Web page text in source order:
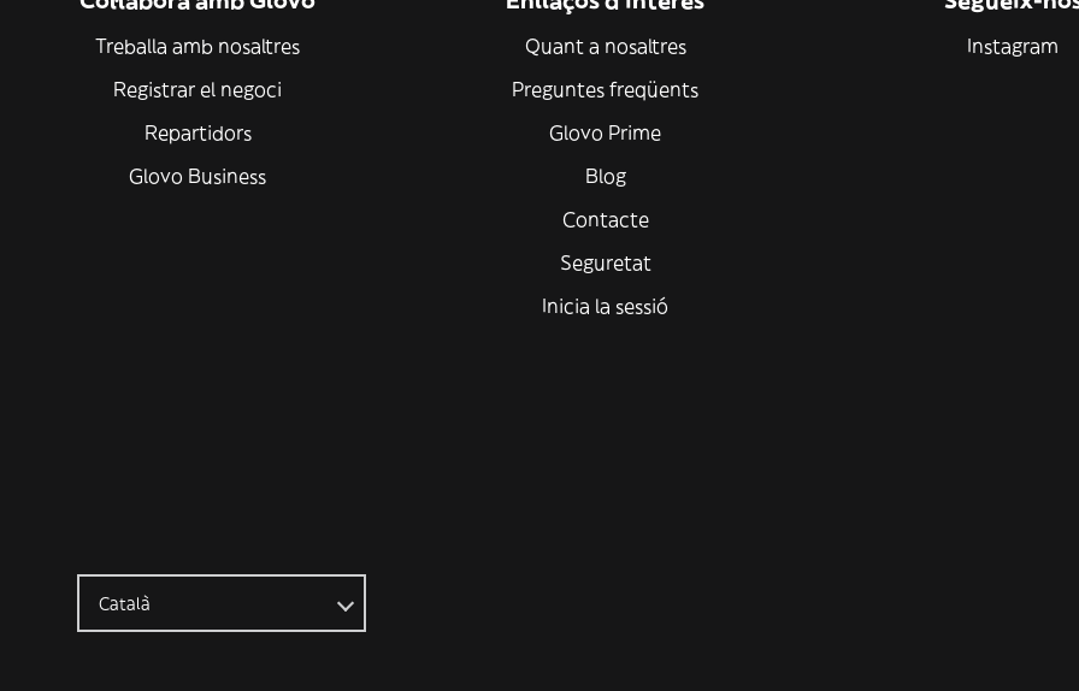
Treballa amb nosaltres
Registrar el negoci
Repartidors
Glovo Business
Quant a nosaltres
Preguntes freqüents
Glovo Prime
Blog
Contacte
Seguretat
Inicia la sessió
Instagram